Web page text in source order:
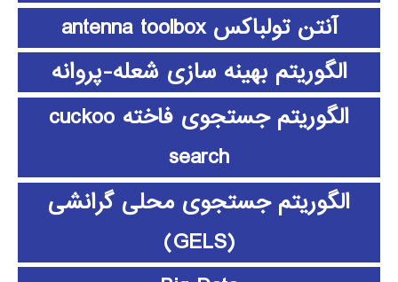
آنتن تولباکس antenna toolbox
الگوریتم بهینه سازی شعله-پروانه
الگوریتم جستجوی فاخته cuckoo
search
الگوریتم جستجوی محلی گرانشی
(GELS)